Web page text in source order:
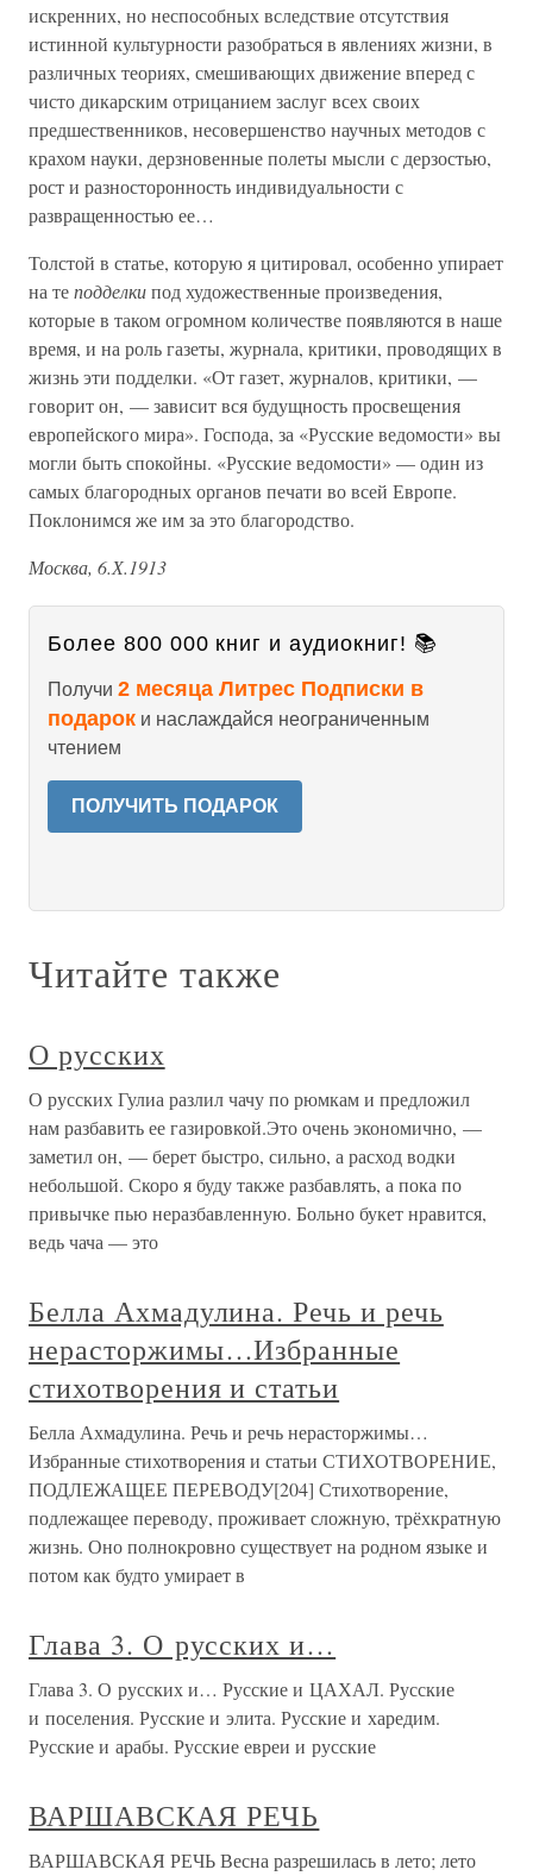
искренних, но неспособных вследствие отсутствия
истинной культурности разобраться в явлениях жизни, в
различных теориях, смешивающих движение вперед с
чисто дикарским отрицанием заслуг всех своих
предшественников, несовершенство научных методов с
крахом науки, дерзновенные полеты мысли с дерзостью,
рост и разносторонность индивидуальности с
развращенностью ее…
Толстой в статье, которую я цитировал, особенно упирает
на теподделкипод художественные произведения,
которые в таком огромном количестве появляются в наше
время, и на роль газеты, журнала, критики, проводящих в
жизнь эти подделки. «От газет, журналов, критики, —
говорит он, — зависит вся будущность просвещения
европейского мира». Господа, за «Русские ведомости» вы
могли быть спокойны. «Русские ведомости» — один из
самых благородных органов печати во всей Европе.
Поклонимся же им за это благородство.
Москва, 6.Х.1913
Более 800 000 книг и аудиокниг! 📚
Получи 2 месяца Литрес Подписки в
подарок и наслаждайся неограниченным
чтением
ПОЛУЧИТЬ ПОДАРОК
Читайте также
О русских
О русских Гулиа разлил чачу по рюмкам и предложил
нам разбавить ее газировкой.Это очень экономично, —
заметил он, — берет быстро, сильно, а расход водки
небольшой. Скоро я буду также разбавлять, а пока по
привычке пью неразбавленную. Больно букет нравится,
ведь чача — это
Белла Ахмадулина. Речь и речь
нерасторжимы…Избранные
стихотворения и статьи
Белла Ахмадулина. Речь и речь нерасторжимы…
Избранные стихотворения и статьи СТИХОТВОРЕНИЕ,
ПОДЛЕЖАЩЕЕ ПЕРЕВОДУ[204] Стихотворение,
подлежащее переводу, проживает сложную, трёхкратную
жизнь. Оно полнокровно существует на родном языке и
потом как будто умирает в
Глава 3. О русских и…
Глава 3. О русских и… Русские и ЦАХАЛ. Русские
и поселения. Русские и элита. Русские и харедим.
Русские и арабы. Русские евреи и русские
ВАРШАВСКАЯ РЕЧЬ
ВАРШАВСКАЯ РЕЧЬ Весна разрешилась в лето; лето